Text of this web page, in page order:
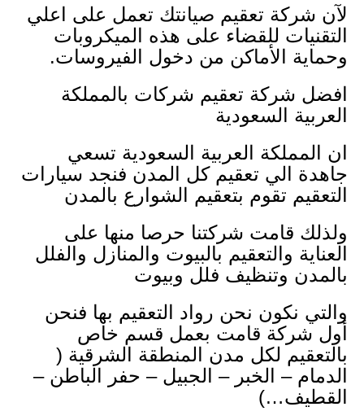
لآن شركة تعقيم صيانتك تعمل على اعلي
التقنيات للقضاء على هذه الميكروبات
وحماية الأماكن من دخول الفيروسات.
افضل شركة تعقيم شركات بالمملكة
العربية السعودية
ان المملكة العربية السعودية تسعي
جاهدة الي تعقيم كل المدن فنجد سيارات
التعقيم تقوم بتعقيم الشوارع بالمدن
ولذلك قامت شركتنا حرصا منها على
العناية والتعقيم بالبيوت والمنازل والفلل
بالمدن وتنظيف فلل وبيوت
والتي نكون نحن رواد التعقيم بها فنحن
أول شركة قامت بعمل قسم خاص
بالتعقيم لكل مدن المنطقة الشرقية (
الدمام – الخبر – الجبيل – حفر الباطن –
القطيف…)